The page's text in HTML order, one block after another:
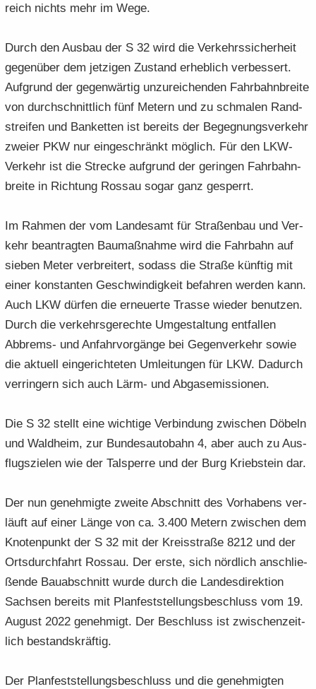
reich nichts mehr im Wege.
Durch den Aus­bau der S 32 wird die Ver­kehrs­si­cher­heit
ge­gen­über dem jet­zi­gen Zu­stand er­heb­lich ver­bes­sert.
Auf­grund der ge­gen­wär­tig un­zu­rei­chen­den Fahr­bahn­brei­te
von durch­schnitt­lich fünf Me­tern und zu schma­len Rand­
strei­fen und Ban­ket­ten ist be­reits der Be­geg­nungs­ver­kehr
zwei­er PKW nur ein­ge­schränkt mög­lich. Für den LKW-​
Verkehr ist die Stre­cke auf­grund der ge­rin­gen Fahr­bahn­
brei­te in Rich­tung Ros­sau sogar ganz ge­sperrt.
Im Rah­men der vom Lan­des­amt für Stra­ßen­bau und Ver­
kehr be­an­trag­ten Bau­maß­nah­me wird die Fahr­bahn auf
sie­ben Meter ver­brei­tert, so­dass die Stra­ße künf­tig mit
einer kon­stan­ten Ge­schwin­dig­keit be­fah­ren wer­den kann.
Auch LKW dür­fen die er­neu­er­te Tras­se wie­der be­nut­zen.
Durch die ver­kehrs­ge­rech­te Um­ge­stal­tung ent­fal­len
Abbrems-​ und An­fahr­vor­gän­ge bei Ge­gen­ver­kehr sowie
die ak­tu­ell ein­ge­rich­te­ten Um­lei­tun­gen für LKW. Da­durch
ver­rin­gern sich auch Lärm- und Ab­gas­emis­sio­nen.
Die S 32 stellt eine wich­ti­ge Ver­bin­dung zwi­schen Dö­beln
und Wald­heim, zur Bun­des­au­to­bahn 4, aber auch zu Aus­
flugs­zie­len wie der Tal­sper­re und der Burg Krieb­stein dar.
Der nun ge­neh­mig­te zwei­te Ab­schnitt des Vor­ha­bens ver­
läuft auf einer Länge von ca. 3.400 Me­tern zwi­schen dem
Kno­ten­punkt der S 32 mit der Kreis­stra­ße 8212 und der
Orts­durch­fahrt Ros­sau. Der erste, sich nörd­lich an­schlie­
ßen­de Bau­ab­schnitt wurde durch die Lan­des­di­rek­ti­on
Sach­sen be­reits mit Plan­fest­stel­lungs­be­schluss vom 19.
Au­gust 2022 ge­neh­migt. Der Be­schluss ist zwi­schen­zeit­
lich be­stands­kräf­tig.
Der Plan­fest­stel­lungs­be­schluss und die ge­neh­mig­ten